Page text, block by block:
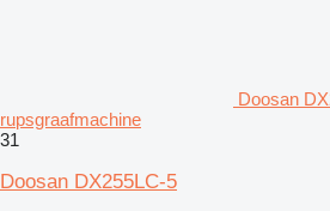
Doosan
rupsgraafmachine
31
Doosan DX255LC-5